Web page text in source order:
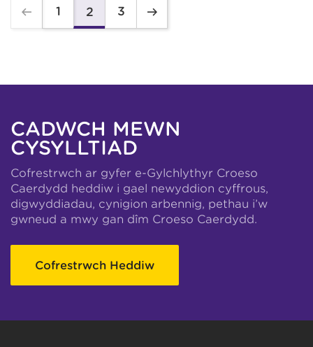
1 2 3
CADWCH MEWN
CYSYLLTIAD
Cofrestrwch ar gyfer e-Gylchlythyr Croeso
Caerdydd heddiw i gael newyddion cyffrous,
digwyddiadau, cynigion arbennig, pethau i’w
gwneud a mwy gan dîm Croeso Caerdydd.
Cofrestrwch Heddiw